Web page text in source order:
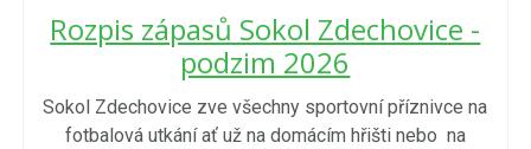
Rozpis zápasů Sokol Zdechovice -
podzim 2026
Sokol Zdechovice zve všechny sportovní příznivce na
fotbalová utkání ať už na domácím hřišti nebo na